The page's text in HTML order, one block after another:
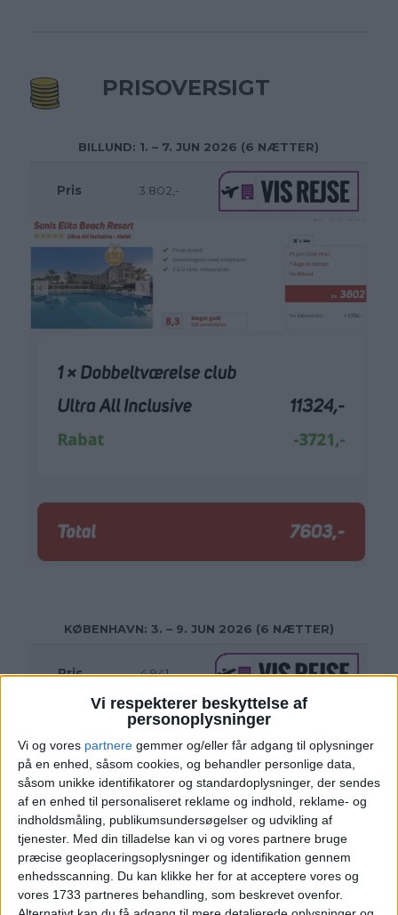
Vi respekterer beskyttelse af
personoplysninger
Vi og vores partnere gemmer og/eller får adgang til oplysninger
på en enhed, såsom cookies, og behandler personlige data,
såsom unikke identifikatorer og standardoplysninger, der sendes
af en enhed til personaliseret reklame og indhold, reklame- og
indholdsmåling, publikumsundersøgelser og udvikling af
tjenester. Med din tilladelse kan vi og vores partnere bruge
præcise geoplaceringsoplysninger og identifikation gennem
enhedsscanning. Du kan klikke her for at acceptere vores og
vores 1733 partneres behandling, som beskrevet ovenfor.
PRISOVERSIGT
BILLUND: 1. – 7. JUN 2026 (6 NÆTTER)
Pris 3.802,-
KØBENHAVN: 3. – 9. JUN 2026 (6 NÆTTER)
Pris 4.941,-